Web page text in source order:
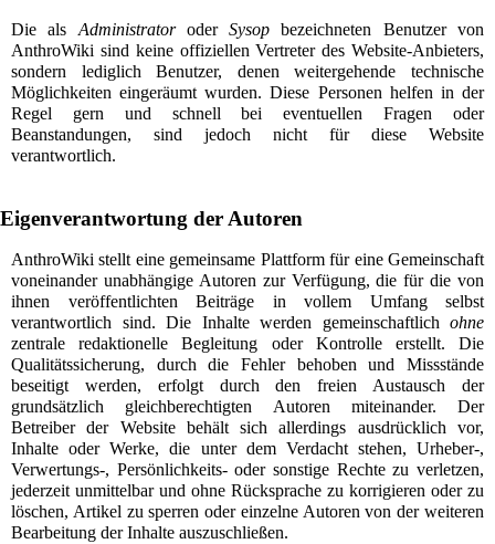
Die als AdministratoroderSysop bezeichneten Benutzer von
AnthroWiki sind keine offiziellen Vertreter des Website-Anbieters,
sondern lediglich Benutzer, denen weitergehende technische
Möglichkeiten eingeräumt wurden. Diese Personen helfen in der
Regel gern und schnell bei eventuellen Fragen oder
Beanstandungen, sind jedoch nicht für diese Website
verantwortlich.
Eigenverantwortung der Autoren
AnthroWiki stellt eine gemeinsame Plattform für eine Gemeinschaft
voneinander unabhängige Autoren zur Verfügung, die für die von
ihnen veröffentlichten Beiträge in vollem Umfang selbst
verantwortlich sind. Die Inhalte werden gemeinschaftlich ohne
zentrale redaktionelle Begleitung oder Kontrolle erstellt. Die
Qualitätssicherung, durch die Fehler behoben und Missstände
beseitigt werden, erfolgt durch den freien Austausch der
grundsätzlich gleichberechtigten Autoren miteinander. Der
Betreiber der Website behält sich allerdings ausdrücklich vor,
Inhalte oder Werke, die unter dem Verdacht stehen, Urheber-,
Verwertungs-, Persönlichkeits- oder sonstige Rechte zu verletzen,
jederzeit unmittelbar und ohne Rücksprache zu korrigieren oder zu
löschen, Artikel zu sperren oder einzelne Autoren von der weiteren
Bearbeitung der Inhalte auszuschließen.